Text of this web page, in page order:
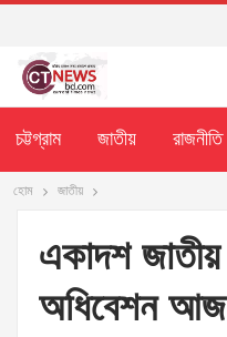
চট্টগ্রাম জাতীয় রাজনীতি
হোম জাতীয়
একাদশ
অধিবেশন আজ